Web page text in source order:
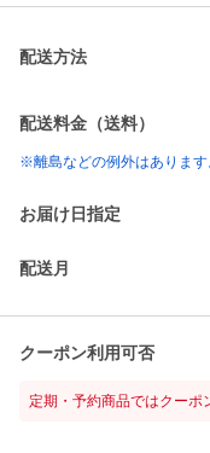
配送方法
配送料金（送料）
※離島などの例外はあります
お届け日指定
配送月
クーポン利用可否
定期・予約商品ではクーポ